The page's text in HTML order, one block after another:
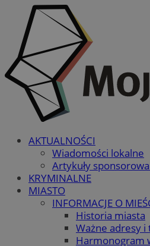
AKTUALNOŚCI
Wiadomości lokalne
Artykuły
KRYMINALNE
MIASTO
INFORMACJE O
Historia miasta
Ważne adresy
Harmonogram